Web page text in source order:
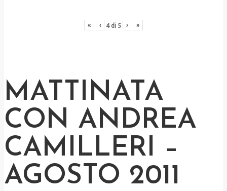
« ‹ 4di 5 › »
MATTINATA
CON ANDREA
CAMILLERI –
AGOSTO 2011